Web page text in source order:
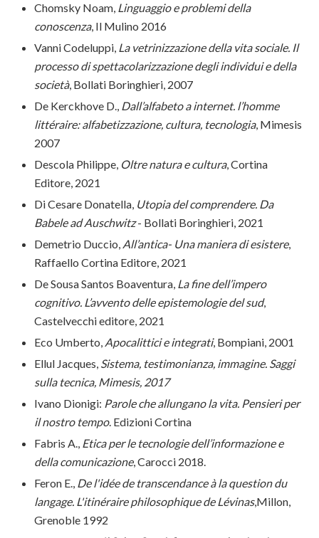
Chomsky Noam, Linguaggio e problemi della
conoscenza, Il Mulino 2016
Vanni Codeluppi, La vetrinizzazione della vita sociale. Il
processo di spettacolarizzazione degli individui e della
società, Bollati Boringhieri, 2007
De Kerckhove D., Dall’alfabeto a internet. l’homme
littéraire: alfabetizzazione, cultura, tecnologia, Mimesis
2007
Descola Philippe, Oltre natura e cultura, Cortina
Editore, 2021
Di Cesare Donatella, Utopia del comprendere. Da
Babele ad Auschwitz- Bollati Boringhieri, 2021
Demetrio Duccio, All’antica- Una maniera di esistere,
Raffaello Cortina Editore, 2021
De Sousa Santos Boaventura, La fine dell’impero
cognitivo. L’avvento delle epistemologie del sud,
Castelvecchi editore, 2021
Eco Umberto, Apocalittici e integrati, Bompiani, 2001
Ellul Jacques, Sistema, testimonianza, immagine. Saggi
sulla tecnica, Mimesis, 2017
Ivano Dionigi: Parole che allungano la vita. Pensieri per
il nostro tempo. Edizioni Cortina
Fabris A., Etica per le tecnologie dell’informazione e
della comunicazione, Carocci 2018.
Feron E., De l'idée de transcendance à la question du
langage. L'itinéraire philosophique deLévinas,Millon,
Grenoble 1992